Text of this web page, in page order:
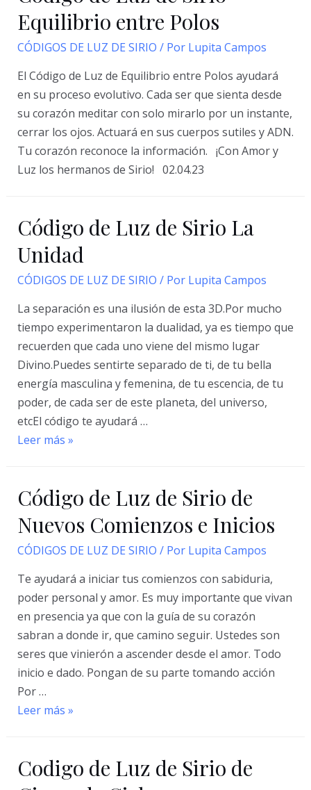
del
Cambio
Equilibrio entre Polos
CÓDIGOS DE LUZ DE SIRIO / Por Lupita Campos
El Código de Luz de Equilibrio entre Polos ayudará
en su proceso evolutivo. Cada ser que sienta desde
su corazón meditar con solo mirarlo por un instante,
cerrar los ojos. Actuará en sus cuerpos sutiles y ADN.
Tu corazón reconoce la información. ¡Con Amor y
Luz los hermanos de Sirio! 02.04.23
Código de Luz de Sirio La
Unidad
CÓDIGOS DE LUZ DE SIRIO / Por Lupita Campos
La separación es una ilusión de esta 3D.Por mucho
tiempo experimentaron la dualidad, ya es tiempo que
recuerden que cada uno viene del mismo lugar
Divino.Puedes sentirte separado de ti, de tu bella
energía masculina y femenina, de tu escencia, de tu
poder, de cada ser de este planeta, del universo,
etcEl código te ayudará …
Código
de
La
Unidad
Leer más »
Código de Luz de Sirio de
Nuevos Comienzos e Inicios
CÓDIGOS DE LUZ DE SIRIO / Por Lupita Campos
Te ayudará a iniciar tus comienzos con sabiduria,
poder personal y amor. Es muy importante que vivan
en presencia ya que con la guía de su corazón
sabran a donde ir, que camino seguir. Ustedes son
seres que vinierón a ascender desde el amor. Todo
inicio e dado. Pongan de su parte tomando acción
Por …
Código
de
Sirio
Leer más »
Codigo de Luz de Sirio de